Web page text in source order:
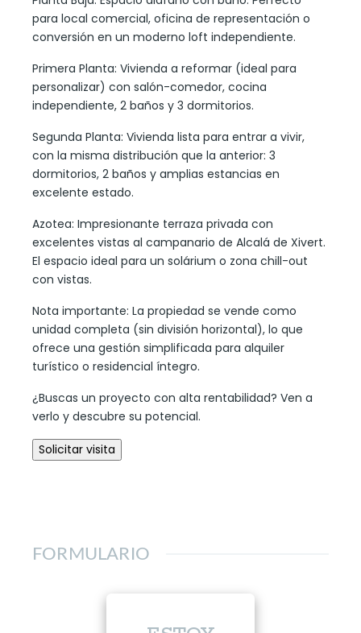
para local comercial, oficina de representación o
conversión en un moderno loft independiente.
Primera Planta: Vivienda a reformar (ideal para
personalizar) con salón-comedor, cocina
independiente, 2 baños y 3 dormitorios.
Segunda Planta: Vivienda lista para entrar a vivir,
con la misma distribución que la anterior: 3
dormitorios, 2 baños y amplias estancias en
excelente estado.
Azotea: Impresionante terraza privada con
excelentes vistas al campanario de Alcalá de Xivert.
El espacio ideal para un solárium o zona chill-out
con vistas.
Nota importante: La propiedad se vende como
unidad completa (sin división horizontal), lo que
ofrece una gestión simplificada para alquiler
turístico o residencial íntegro.
¿Buscas un proyecto con alta rentabilidad? Ven a
verlo y descubre su potencial.
FORMULARIO